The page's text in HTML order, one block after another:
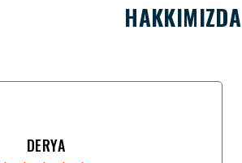
HAKKIMIZDA
DERYA